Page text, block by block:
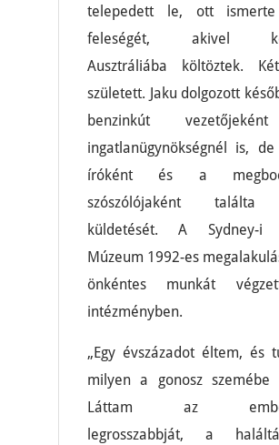
telepedett le, ott
feleségét, akivel
Ausztráliába költöztek.
született. Jaku dolgozott
benzinkút
ingatlanügynökségnél is, de
íróként és a
szószólójaként találta
küldetését. A Sydney-i
Múzeum 1992-es
önkéntes munkát
intézményben.
„Egy évszázadot éltem, és
milyen a gonosz szemébe
Láttam az
legrosszabbját, a